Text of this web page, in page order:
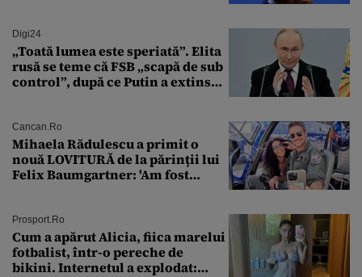
Digi24
„Toată lumea este speriată”. Elita
rusă se teme că FSB „scapă de sub
control”, după ce Putin a extins
Cancan.ro
Mihaela Rădulescu a primit o
nouă LOVITURĂ de la părinții lui
Felix Baumgartner: 'Am fost
Prosport.ro
Cum a apărut Alicia, fiica marelui
fotbalist, într-o pereche de
bikini. Internetul a explodat: